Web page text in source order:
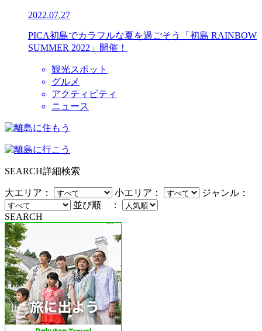
2022.07.27
PICA初島でカラフルな夏を過ごそう「初島 RAINBOW
SUMMER 2022」開催！
観光スポット
グルメ
アクティビティ
ニュース
SEARCH詳細検索
大エリア： 小エリア：
ジャンル：
並び順 ：
SEARCH